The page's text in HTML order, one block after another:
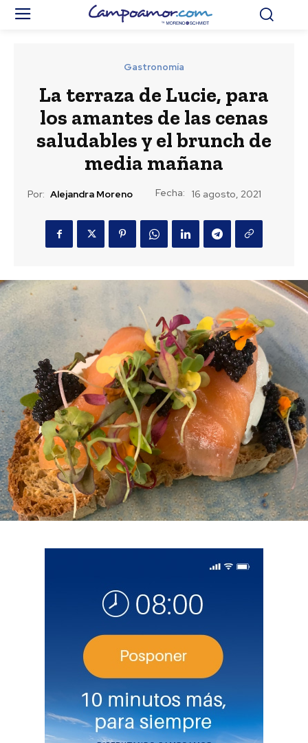
Gastronomía
La terraza de Lucie, para
los amantes de las cenas
saludables y el brunch de
media mañana
Por: Alejandra Moreno Fecha: 16 agosto, 2021